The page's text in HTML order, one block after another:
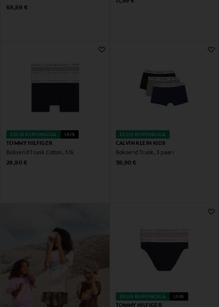
Original Price
69,99 €
EELIS KUPONGIGA UUS
TOMMY HILFIGER
Bokserid Trunk Cotton, 3 tk
Original Price
29,90 €
EELIS KUPONGIGA
CALVIN KLEIN KIDS
Bokserid Trunk, 3 paari
Original Price
39,90 €
EELIS KUPONGIGA UUS
TOMMY HILFIGER